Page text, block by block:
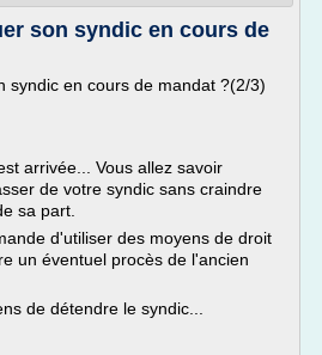
son syndic en cours de
syndic en cours de mandat ?(2/3)
arrivée... Vous allez savoir
de votre syndic sans craindre
sa part.
d'utiliser des moyens de droit
un éventuel procès de l'ancien
de détendre le syndic...